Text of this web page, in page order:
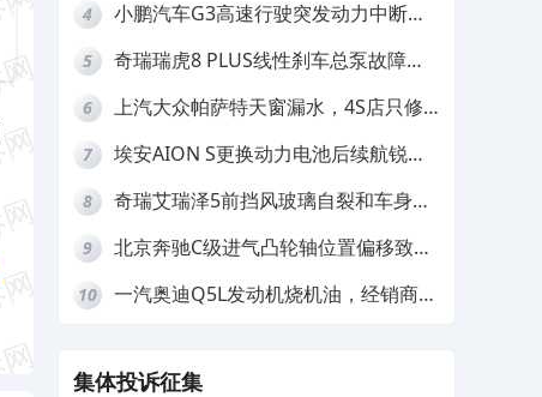
拒绝三电质保
4
小鹏汽车G3高速行驶突发动力中断，
5
奇瑞瑞虎8 PLUS线性刹车总泵故障，
6
上汽大众帕萨特天窗漏水，4S店只修
7
埃安AION S更换动力电池后续航锐
8
奇瑞艾瑞泽5前挡风玻璃自裂和车身多
9
北京奔驰C级进气凸轮轴位置偏移致发
10
一汽奥迪Q5L发动机烧机油，经销商推
集体投诉征集